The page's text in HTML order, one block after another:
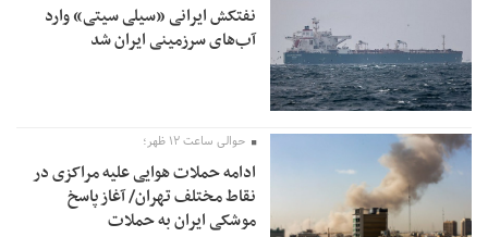
نفتکش ایرانی «سیلی سیتی» وارد
آب‌های سرزمینی ایران شد
حوالی ساعت ۱۲ ظهر؛
ادامه حملات هوایی علیه مراکزی در
نقاط مختلف تهران/ آغاز پاسخ
موشکی ایران به حملات